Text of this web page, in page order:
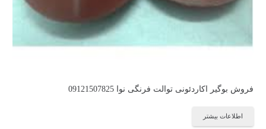
فروش بوگیر اکاردئونی توالت فرنگی نوا 09121507825
اطلاعات بیشتر